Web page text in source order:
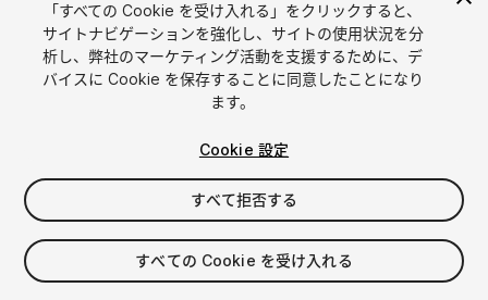
/8
$5
「すべての Cookie を受け入れる」をクリックすると、
サイトナビゲーションを強化し、サイトの使用状況を分
析し、弊社のマーケティング活動を支援するために、デ
バイスに Cookie を保存することに同意したことになり
ます。
Cookie 設定
すべて拒否する
すべての Cookie を受け入れる